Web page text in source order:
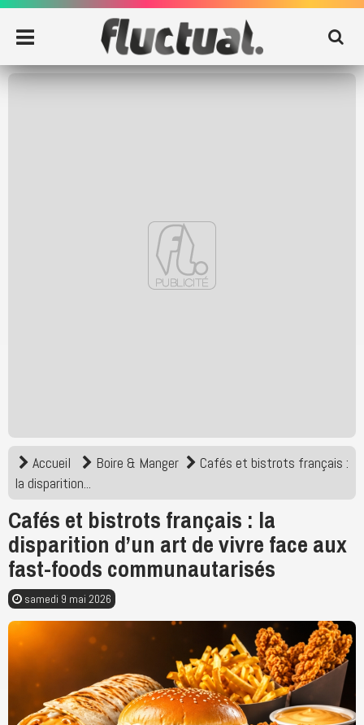
Accueil Boire & Manger
Cafés et bistrots français :
la disparition...
Cafés et bistrots français : la
disparition d’un art de vivre face aux
fast-foods communautarisés
samedi 9 mai 2026